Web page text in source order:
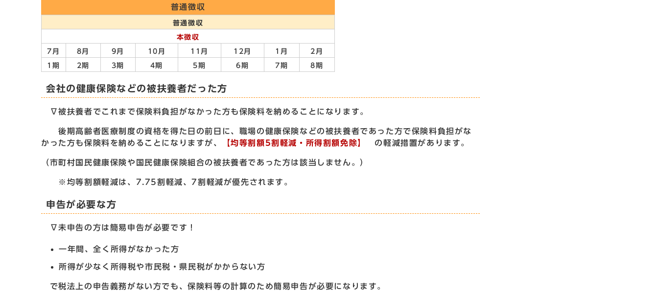
普通徴収
普通徴収
本徴収
7月 8月 9月 10月 11月 12月 1月 2月
1期 2期 3期 4期 5期 6期 7期 8期
会社の健康保険などの被扶養者だった方
∇被扶養者でこれまで保険料負担がなかった方も保険料を納めることになります。
後期高齢者医療制度の資格を得た日の前日に、職場の健康保険などの被扶養者であった方で保険料負担がな
かった方も保険料を納めることになりますが、
【均等割額5割軽減・所得割額免除】 の軽減措置があります。
（市町村国民健康保険や国民健康保険組合の被扶養者であった方は該当しません。）
※均等割額軽減は、7.75割軽減、7割軽減が優先されます。
申告が必要な方
∇未申告の方は簡易申告が必要です！
一年間、全く所得がなかった方
所得が少なく所得税や市民税・県民税がかからない方
で税法上の申告義務がない方でも、保険料等の計算のため簡易申告が必要になります。